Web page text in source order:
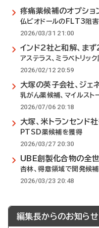
疼痛薬候補のオプショ
仏ビオドールのFLT3阻害
2026/03/31 21:00
インド2社と和解、ま
アステラス、ミラベトリッ
2026/02/12 20:59
大塚の英子会社、ジェ
乳がん薬候補、マイルス
2026/07/06 20:18
大塚、米トランセンド
PTSD薬候補を獲得
2026/03/27 20:30
UBE創製化合物の全
杏林、得意領域で開発候
2026/03/23 20:48
編集長からのお知らせ